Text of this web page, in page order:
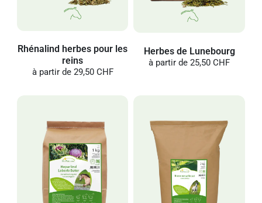
Rhénalind herbes pour les
reins
à partir de29,50 CHF
Herbes de Lunebourg
à partir de 25,50 CHF